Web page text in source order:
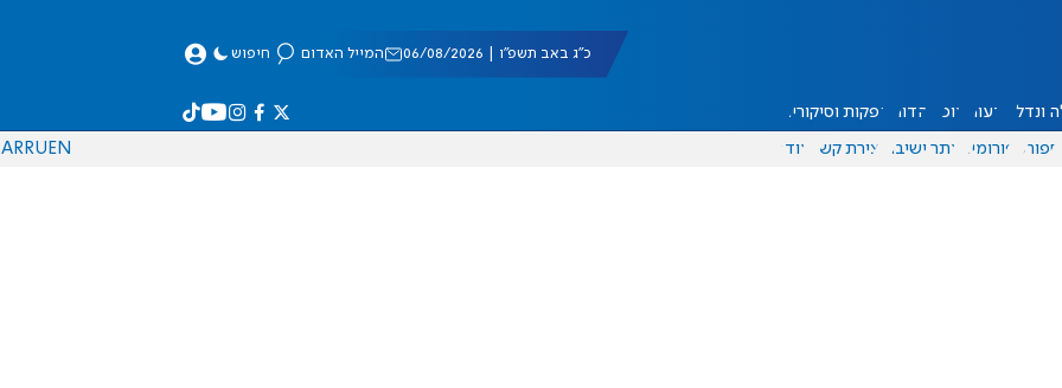
כ"ג באב תשפ"ו | 06/08/2026 המייל האדום חיפוש
ונדל"ן דעות אוכל יהדות הפקות וסיקורים
ספורט פורומים אתר ישיבה יצירת קשר עוד EN
RU
AR